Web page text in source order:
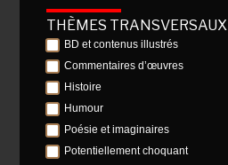
THÈMES TRANSVERSAUX
BD et contenus illustrés
Commentaires d’œuvres
Histoire
Humour
Poésie et imaginaires
Potentiellement choquant